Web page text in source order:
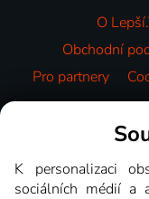
O
Obchodní
Pro partnery
K personalizaci
sociálních médií a